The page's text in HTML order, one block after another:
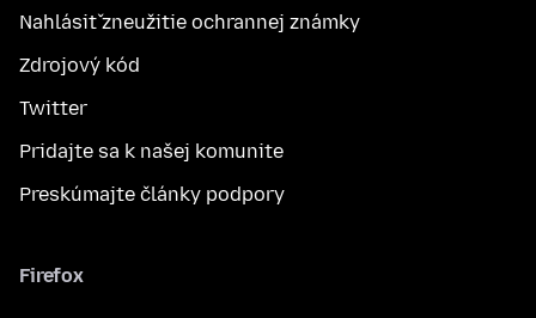
Nahlásiť zneužitie ochrannej známky
Zdrojový kód
Twitter
Pridajte sa k našej komunite
Preskúmajte články podpory
Firefox